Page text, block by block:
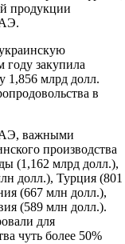
продукции
закупила
1,856 млрд долл.
в
важными
производства
(1,162 млрд долл.),
долл.), Турция (801
(667 млн долл.),
(589 млн долл.).
для
чуть более 50%